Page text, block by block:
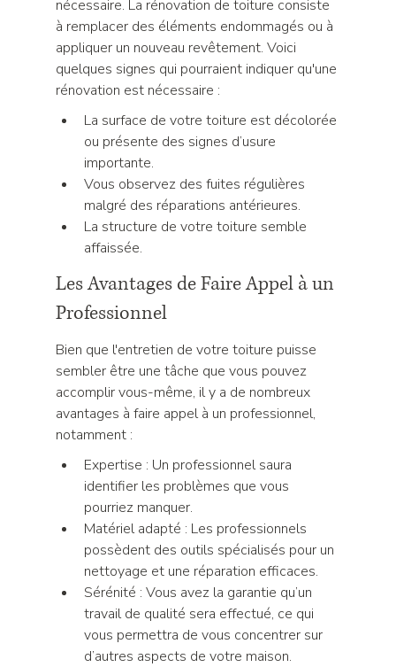
nécessaire. La rénovation de toiture consiste
à remplacer des éléments endommagés ou à
appliquer un nouveau revêtement. Voici
quelques signes qui pourraient indiquer qu'une
rénovation est nécessaire :
La surface de votre toiture est décolorée
ou présente des signes d’usure
importante.
Vous observez des fuites régulières
malgré des réparations antérieures.
La structure de votre toiture semble
affaissée.
Les Avantages de Faire Appel à un
Professionnel
Bien que l'entretien de votre toiture puisse
sembler être une tâche que vous pouvez
accomplir vous-même, il y a de nombreux
avantages à faire appel à un professionnel,
notamment :
Expertise : Un professionnel saura
identifier les problèmes que vous
pourriez manquer.
Matériel adapté : Les professionnels
possèdent des outils spécialisés pour un
nettoyage et une réparation efficaces.
Sérénité : Vous avez la garantie qu’un
travail de qualité sera effectué, ce qui
vous permettra de vous concentrer sur
d’autres aspects de votre maison.